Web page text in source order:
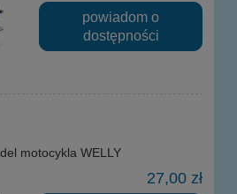
powiadom o
dostępności
motocykla WELLY
27,00 zł